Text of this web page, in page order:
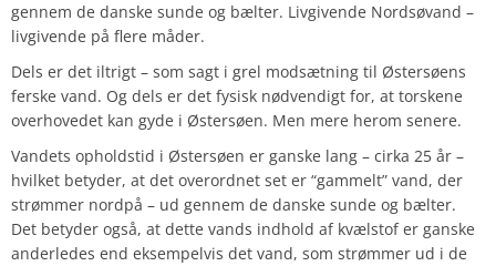
gennem de danske sunde og bælter. Livgivende Nordsøvand –
livgivende på flere måder.
Dels er det iltrigt – som sagt i grel modsætning til Østersøens
ferske vand. Og dels er det fysisk nødvendigt for, at torskene
overhovedet kan gyde i Østersøen. Men mere herom senere.
Vandets opholdstid i Østersøen er ganske lang – cirka 25 år –
hvilket betyder, at det overordnet set er “gammelt” vand, der
strømmer nordpå – ud gennem de danske sunde og bælter.
Det betyder også, at dette vands indhold af kvælstof er ganske
anderledes end eksempelvis det vand, som strømmer ud i de